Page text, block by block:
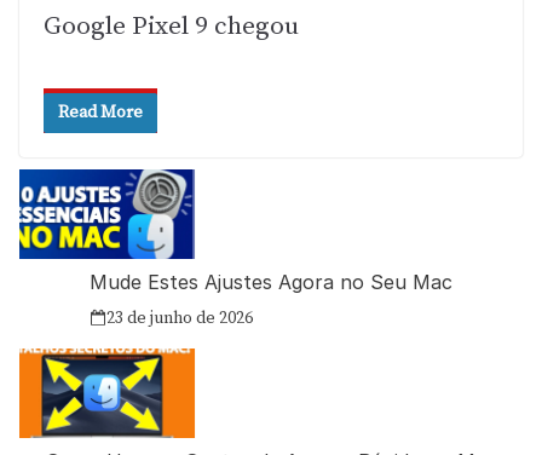
Google Pixel 9 chegou
Read More
Mude Estes Ajustes Agora no Seu Mac
23 de junho de 2026